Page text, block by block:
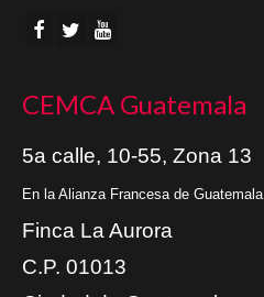
CEMCA Guatemala
5a calle, 10-55, Zona 13
En la Alianza Francesa de Guatemala
Finca La Aurora
C.P. 01013